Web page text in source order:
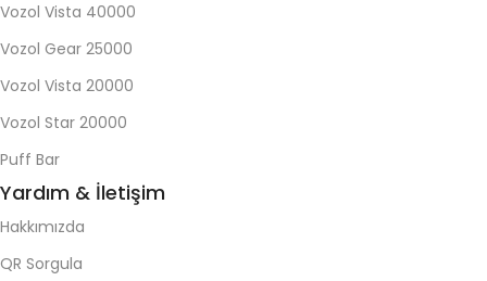
Vozol Vista 40000
Vozol Gear 25000
Vozol Vista 20000
Vozol Star 20000
Puff Bar
Yardım & İletişim
Hakkımızda
QR Sorgula